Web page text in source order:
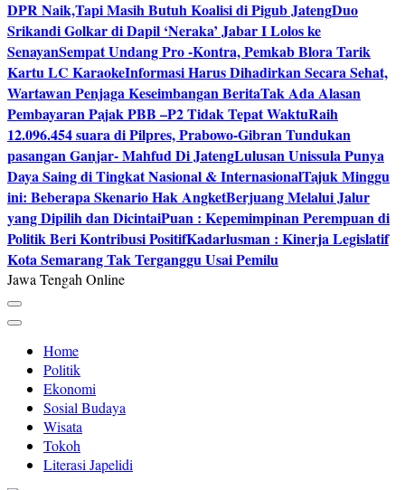
DPR Naik,Tapi Masih Butuh Koalisi di Pigub JatengDuo
Srikandi Golkar di Dapil ‘Neraka’ Jabar I Lolos ke
SenayanSempat Undang Pro -Kontra, Pemkab Blora Tarik
Kartu LC KaraokeInformasi Harus Dihadirkan Secara Sehat,
Wartawan Penjaga Keseimbangan BeritaTak Ada Alasan
Pembayaran Pajak PBB –P2 Tidak Tepat WaktuRaih
12.096.454 suara di Pilpres, Prabowo-Gibran Tundukan
pasangan Ganjar- Mahfud Di JatengLulusan Unissula Punya
Daya Saing di Tingkat Nasional & InternasionalTajuk Minggu
ini: Beberapa Skenario Hak AngketBerjuang Melalui Jalur
yang Dipilih dan DicintaiPuan : Kepemimpinan Perempuan di
Politik Beri Kontribusi PositifKadarlusman : Kinerja Legislatif
Kota Semarang Tak Terganggu Usai Pemilu
Jawa Tengah Online
Home
Politik
Ekonomi
Sosial Budaya
Wisata
Tokoh
Literasi Japelidi